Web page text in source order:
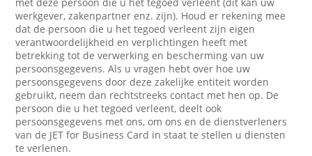
werkgever, zakenpartner enz. zijn). Houd er rekening mee
dat de persoon die u het tegoed verleent zijn eigen
verantwoordelijkheid en verplichtingen heeft met
betrekking tot de verwerking en bescherming van uw
persoonsgegevens. Als u vragen hebt over hoe uw
persoonsgegevens door deze zakelijke entiteit worden
gebruikt, neem dan rechtstreeks contact met hen op. De
persoon die u het tegoed verleent, deelt ook
persoonsgegevens met ons, om ons en de dienstverleners
van de JET for Business Card in staat te stellen u diensten
te verlenen.